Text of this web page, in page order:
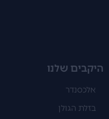
היקבים שלנו
אלכסנדר
בזלת הגולן